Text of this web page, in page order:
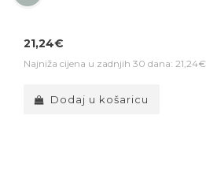
21,24€
Najniža cijena u zadnjih 30 dana: 21,24€
Dodaj u košaricu